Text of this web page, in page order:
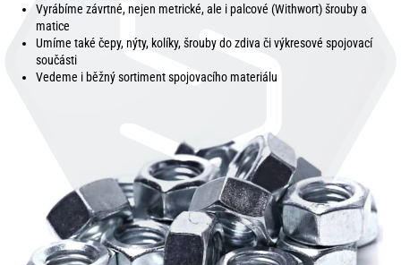
Vyrábíme závrtné, nejen metrické, ale i palcové (Withwort) šrouby a
matice
Umíme také čepy, nýty, kolíky, šrouby do zdiva či výkresové spojovací
součásti
Vedeme i běžný sortiment spojovacího materiálu